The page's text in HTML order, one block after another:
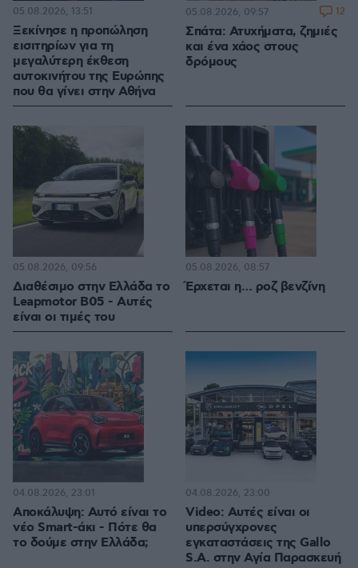
Ξεκίνησε η προπώληση
εισιτηρίων για τη
μεγαλύτερη έκθεση
αυτοκινήτου της Ευρώπης
που θα γίνει στην Αθήνα
05.08.2026, 13:51
Σπάτα: Ατυχήματα, ζημιές
και ένα χάος στους
δρόμους
05.08.2026, 09:57 12
Διαθέσιμο στην Ελλάδα το
Leapmotor B05 - Αυτές
είναι οι τιμές του
05.08.2026, 09:56
Έρχεται η… ροζ βενζίνη
05.08.2026, 08:57
Αποκάλυψη: Αυτό είναι το
νέο Smart-άκι - Πότε θα
το δούμε στην Ελλάδα;
04.08.2026, 23:01
Video: Αυτές είναι οι
υπερσύγχρονες
εγκαταστάσεις της Gallo
S.A. στην Αγία Παρασκευή
04.08.2026, 23:00